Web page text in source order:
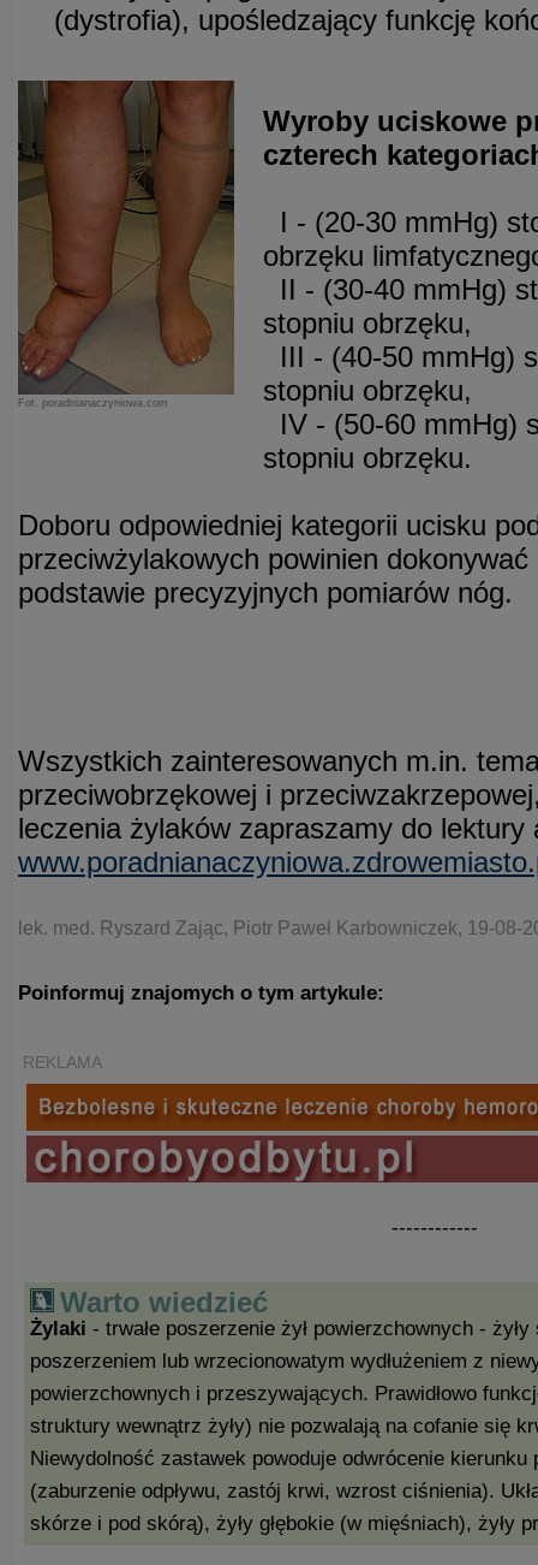
(dystrofia), upośledzający funkcję
Fot. poradnianaczyniowa.com
Wyroby uciskowe
czterech
I - (20-30 mmHg)
obrzęku
II - (30-40 mmHg)
stopniu obrzęku,
III - (40-50 mmHg)
stopniu obrzęku,
IV - (50-60 mmHg)
stopniu obrzęku.
Doboru odpowiedniej kategorii ucisku
przeciwżylakowych powinien
podstawie precyzyjnych pomiarów nóg.
Wszystkich zainteresowanych m.in.
przeciwobrzękowej i
leczenia żylaków zapraszamy do lektury
lek. med. Ryszard Zając, Piotr Paweł Karbowniczek, 19-08-
Poinformuj znajomych o tym artykule:
REKLAMA
------------
Warto wiedzieć
Żylaki - trwałe poszerzenie żył powierzchownych -
poszerzeniem lub wrzecionowatym wydłużeniem z
powierzchownych i przeszywających. Prawidłowo
struktury wewnątrz żyły) nie pozwalają na cofanie się
Niewydolność zastawek powoduje odwrócenie kierunku
(zaburzenie odpływu, zastój krwi, wzrost ciśnienia).
skórze i pod skórą), żyły głębokie (w mięśniach), żyły